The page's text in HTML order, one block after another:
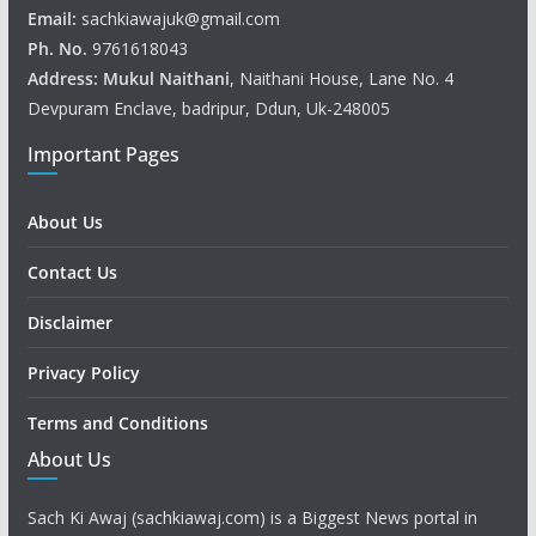
Email: sachkiawajuk@gmail.com
Ph. No. 9761618043
Address: Mukul Naithani, Naithani House, Lane No. 4
Devpuram Enclave, badripur, Ddun, Uk-248005
Important Pages
About Us
Contact Us
Disclaimer
Privacy Policy
Terms and Conditions
About Us
Sach Ki Awaj (sachkiawaj.com) is a Biggest News portal in